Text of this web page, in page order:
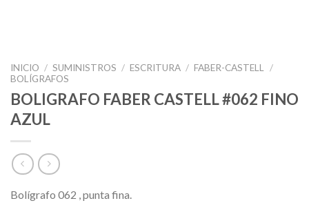
INICIO / SUMINISTROS / ESCRITURA / FABER-CASTELL
/
BOLÍGRAFOS
BOLIGRAFO FABER CASTELL #062 FINO
AZUL
Bolígrafo 062 , punta fina.